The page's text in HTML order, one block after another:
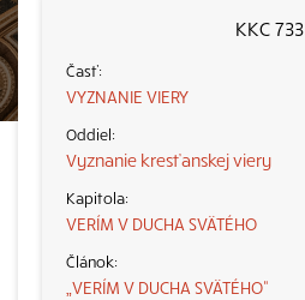
KKC 733
VYZNANIE VIERY
Vyznanie kresťanskej viery
VERÍM V DUCHA SVÄTÉHO
„VERÍM V DUCHA SVÄTÉHO“